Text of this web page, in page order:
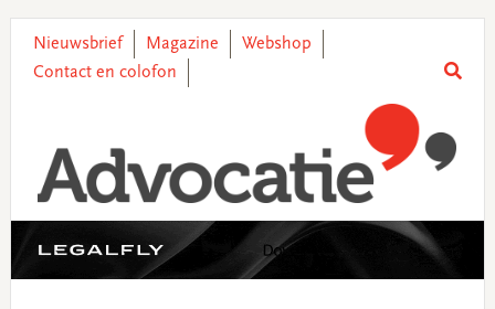
primary
main
primary
footer
Nieuwsbrief Magazine
Webshop
Contact en colofon